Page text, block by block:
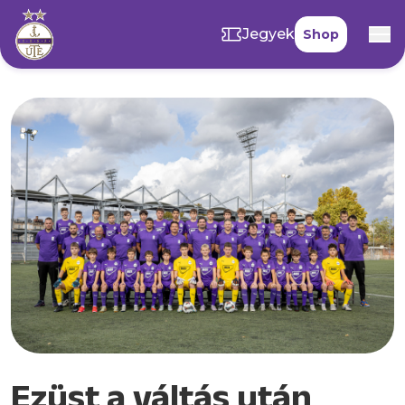
Jegyek Shop
Ezüst a váltás után